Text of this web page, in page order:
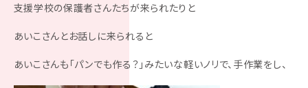
支援学校の保護者さんたちが来られたりと
あいこさんとお話しに来られると
あいこさんも「パンでも作る？」みたいな軽いノリで、手作業をし、